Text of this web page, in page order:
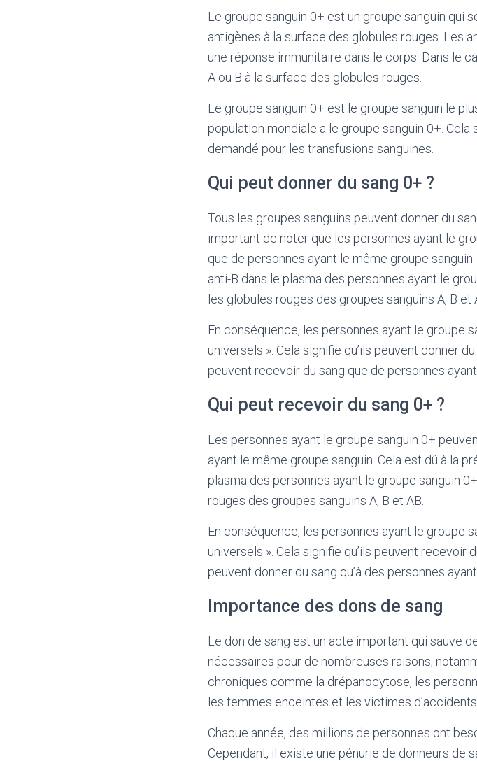
Le groupe sanguin 0+ est un groupe sanguin qui
antigènes à la surface des globules rouges. Les
une réponse immunitaire dans le corps. Dans le
A ou B à la surface des globules rouges.
Le groupe sanguin 0+ est le groupe sanguin le
population mondiale a le groupe sanguin 0+.
demandé pour les transfusions sanguines.
Qui peut donner du sang 0+ ?
Tous les groupes sanguins peuvent donner du
important de noter que les personnes ayant le
que de personnes ayant le même groupe
anti-B dans le plasma des personnes ayant le
les globules rouges des groupes sanguins A, B et
En conséquence, les personnes ayant le groupe
universels ». Cela signifie qu’ils peuvent donner
peuvent recevoir du sang que de personnes
Qui peut recevoir du sang 0+ ?
Les personnes ayant le groupe sanguin 0+
ayant le même groupe sanguin. Cela est dû à la
plasma des personnes ayant le groupe sanguin
rouges des groupes sanguins A, B et AB.
En conséquence, les personnes ayant le groupe
universels ». Cela signifie qu’ils peuvent recevoir
peuvent donner du sang qu’à des personnes
Importance des dons de sang
Le don de sang est un acte important qui sauve
nécessaires pour de nombreuses raisons,
chroniques comme la drépanocytose, les
les femmes enceintes et les victimes d’accidents.
Chaque année, des millions de personnes ont
Cependant, il existe une pénurie de donneurs de